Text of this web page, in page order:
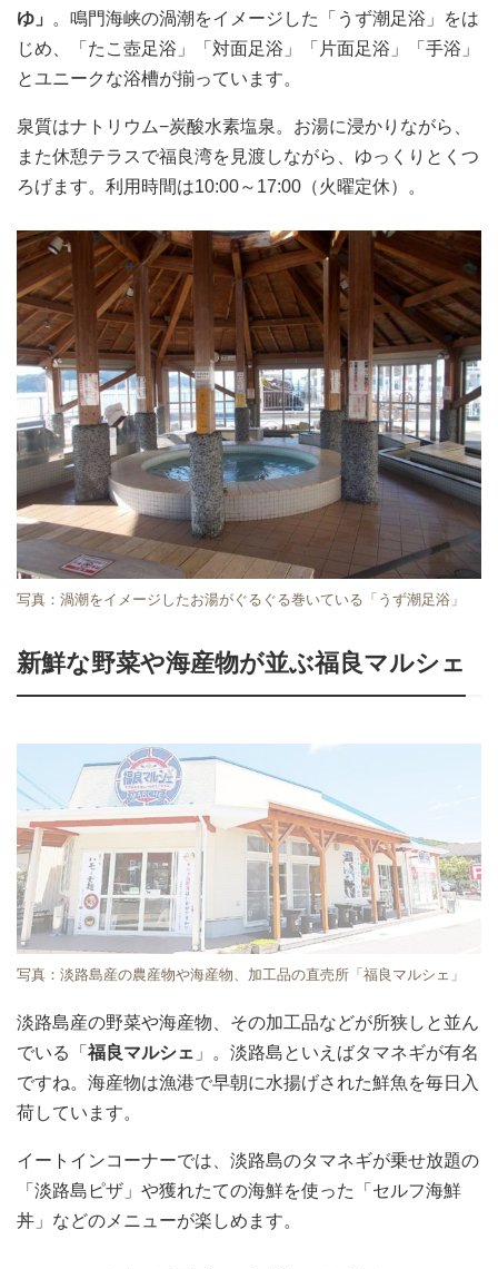
ゆ」
。鳴門海峡の渦潮をイメージした「うず潮足浴」をは
じめ、「たこ壺足浴」「対面足浴」「片面足浴」「手浴」
とユニークな浴槽が揃っています。
泉質はナトリウム−炭酸水素塩泉。お湯に浸かりながら、
また休憩テラスで福良湾を見渡しながら、ゆっくりとくつ
ろげます。利用時間は10:00～17:00（火曜定休）。
写真：渦潮をイメージしたお湯がぐるぐる巻いている「うず潮足浴」
新鮮な野菜や海産物が並ぶ福良マルシェ
写真：淡路島産の農産物や海産物、加工品の直売所「福良マルシェ」
淡路島産の野菜や海産物、その加工品などが所狭しと並ん
でいる「 福良マルシェ 」。淡路島といえばタマネギが有名
ですね。海産物は漁港で早朝に水揚げされた鮮魚を毎日入
荷しています。
イートインコーナーでは、淡路島のタマネギが乗せ放題の
「淡路島ピザ」や獲れたての海鮮を使った「セルフ海鮮
丼」などのメニューが楽しめます。